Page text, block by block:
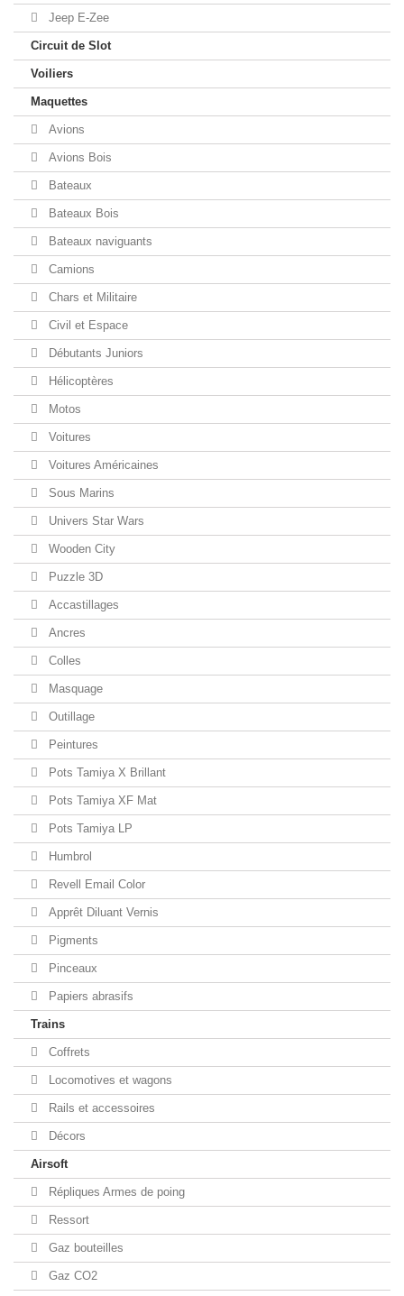
Jeep E-Zee
Circuit de Slot
Voiliers
Maquettes
Avions
Avions Bois
Bateaux
Bateaux Bois
Bateaux naviguants
Camions
Chars et Militaire
Civil et Espace
Débutants Juniors
Hélicoptères
Motos
Voitures
Voitures Américaines
Sous Marins
Univers Star Wars
Wooden City
Puzzle 3D
Accastillages
Ancres
Colles
Masquage
Outillage
Peintures
Pots Tamiya X Brillant
Pots Tamiya XF Mat
Pots Tamiya LP
Humbrol
Revell Email Color
Apprêt Diluant Vernis
Pigments
Pinceaux
Papiers abrasifs
Trains
Coffrets
Locomotives et wagons
Rails et accessoires
Décors
Airsoft
Répliques Armes de poing
Ressort
Gaz bouteilles
Gaz CO2